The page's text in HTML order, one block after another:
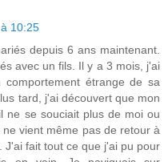
10:25
depuis 6 ans maintenant.
avec un fils. Il y a 3 mois, j'ai
étrange de sa
tard, j'ai découvert que mon
ne se souciait plus de moi ou
vient même pas de retour à
J'ai fait tout ce que j'ai pu pour